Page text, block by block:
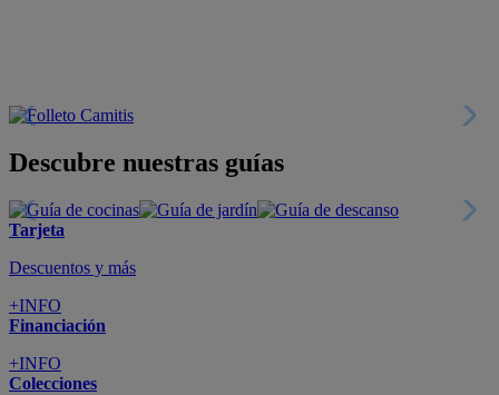
Descubre nuestras guías
Tarjeta
Descuentos y más
+INFO
Financiación
+INFO
Colecciones